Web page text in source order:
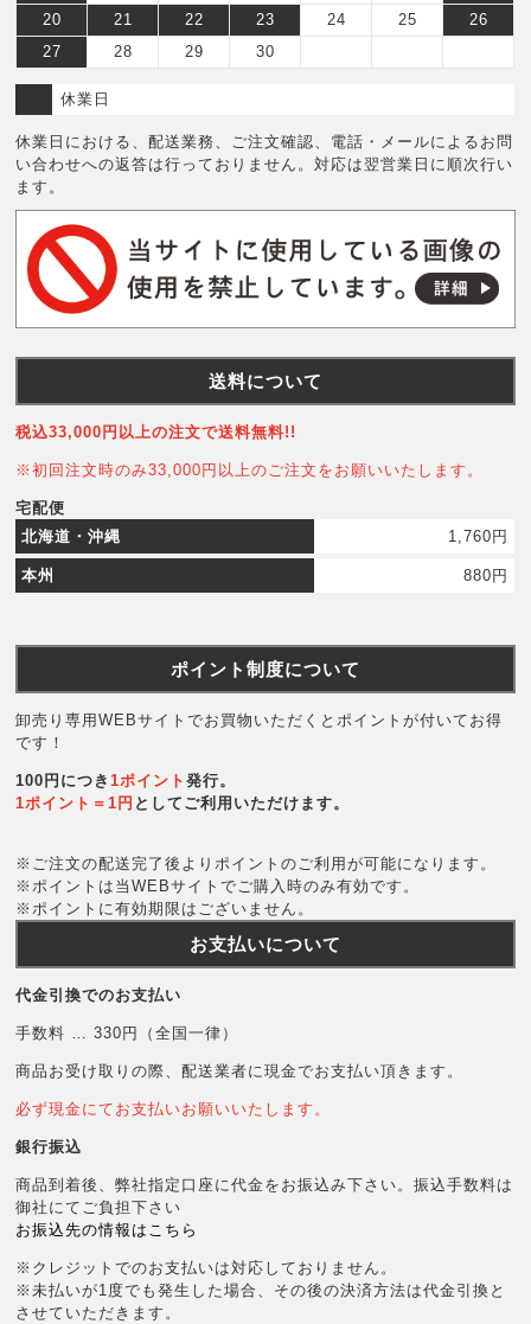
20
21 22 23 24 25
26
27
28 29 30
休業日
休業日における、配送業務、ご注文確認、電話・メールによるお問
い合わせへの返答は行っておりません。対応は翌営業日に順次行い
ます。
送料について
税込33,000円以上の注文で送料無料!!
※初回注文時のみ33,000円以上のご注文をお願いいたします。
宅配便
北海道・沖縄
1,760円
本州 880円
ポイント制度について
卸売り専用WEBサイトでお買物いただくとポイントが付いてお得
です！
100円につき1ポイント発行。
1ポイント＝1円 としてご利用いただけます。
※ご注文の配送完了後よりポイントのご利用が可能になります。
※ポイントは当WEBサイトでご購入時のみ有効です。
※ポイントに有効期限はございません。
お支払いについて
代金引換でのお支払い
手数料 … 330円（全国一律）
商品お受け取りの際、配送業者に現金でお支払い頂きます。
必ず現金にてお支払いお願いいたします。
銀行振込
商品到着後、弊社指定口座に代金をお振込み下さい。振込手数料は
御社にてご負担下さい
お振込先の情報はこちら
※クレジットでのお支払いは対応しておりません。
※未払いが1度でも発生した場合、その後の決済方法は代金引換と
させていただきます。